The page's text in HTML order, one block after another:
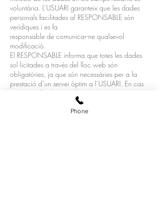
voluntària. L’USUARI garanteix que les dades
personals facilitades al RESPONSABLE són
verídiques i es fa
responsable de comunicar-ne qualsevol
modificació.
El RESPONSABLE informa que totes les dades
sol·licitades a través del lloc web són
obligatòries, ja que són necessàries per a la
prestació d’un servei òptim a l’USUARI. En cas
que no es facilitin totes les dades, no es
garanteix que la informació i serveis facilitats
s’ajustin completament a les seves necessitats.
Phone